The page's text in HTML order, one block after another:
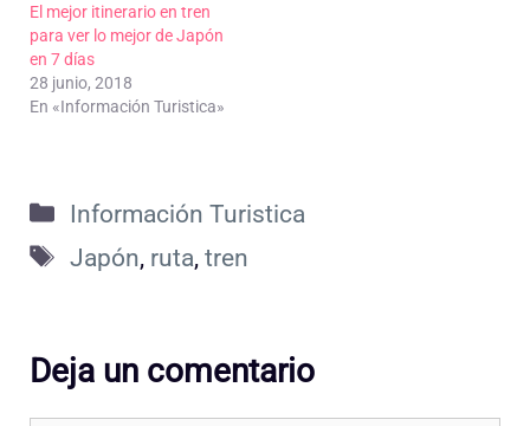
El mejor itinerario en tren
para ver lo mejor de Japón
en 7 días
28 junio, 2018
En «Información Turistica»
Categorías
Información Turistica
Etiquetas
Japón, ruta, tren
Deja un comentario